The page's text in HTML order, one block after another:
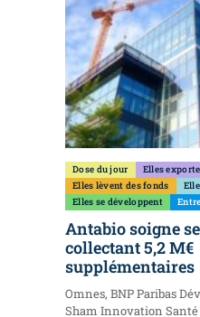
Dose du jour Elles
Elles lèvent des fonds
Elles se développent
Antabio soigne
collectant 5,2 M€
supplémentaires
Omnes, BNP Paribas
Sham Innovation